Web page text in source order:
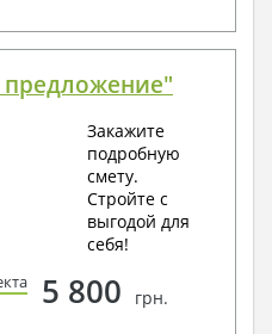
предложение"
Закажите
подробную
смету.
Стройте с
выгодой для
себя!
5 800 грн.